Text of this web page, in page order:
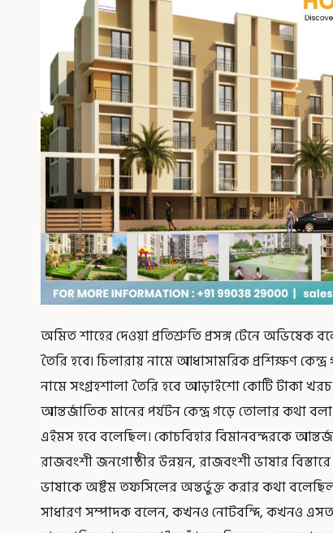
অমিত শাহের দেওয়া প্রতিশ্রুতি প্রসঙ্গ টেনে অভিষেক
তৈরি হবে৷ চিলারায় নামে আধাসামরিক প্রশিক্ষণ
নামে সংগ্রহশালা তৈরি হবে আড়াইশো কোটি টাকা
আন্তর্জাতিক মানের পর্যটন কেন্দ্র গড়ে তোলার কথা বলা
এইমস হবে বলেছিল। কোচবিহার বিমানবন্দরকে
রাজবংশী জনগোষ্ঠীর উন্নয়ন, রাজবংশী ভাষার
ভাষাকে অষ্টম তফসিলের অন্তর্ভুক্ত করার কথা
সাধারণ সম্পাদক বলেন, কখনও নোটবন্দি, কখনও